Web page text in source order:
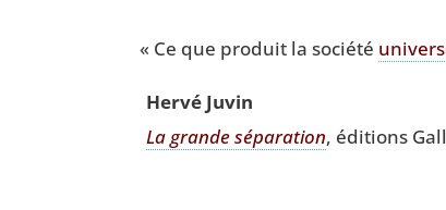
« Ce que pro­duit la socié­té
Her­vé Juvin
La grande sépa­ra­tion, édi­tions